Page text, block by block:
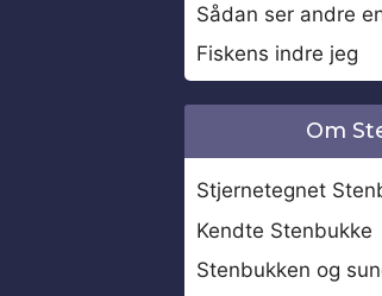
Sådan ser andre
Fiskens indre jeg
Om
Stjernetegnet
Kendte Stenbukke
Stenbukken og